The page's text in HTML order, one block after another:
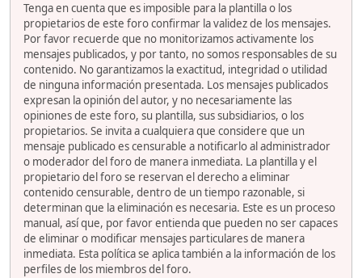
Tenga en cuenta que es imposible para la plantilla o los
propietarios de este foro confirmar la validez de los mensajes.
Por favor recuerde que no monitorizamos activamente los
mensajes publicados, y por tanto, no somos responsables de su
contenido. No garantizamos la exactitud, integridad o utilidad
de ninguna información presentada. Los mensajes publicados
expresan la opinión del autor, y no necesariamente las
opiniones de este foro, su plantilla, sus subsidiarios, o los
propietarios. Se invita a cualquiera que considere que un
mensaje publicado es censurable a notificarlo al administrador
o moderador del foro de manera inmediata. La plantilla y el
propietario del foro se reservan el derecho a eliminar
contenido censurable, dentro de un tiempo razonable, si
determinan que la eliminación es necesaria. Este es un proceso
manual, así que, por favor entienda que pueden no ser capaces
de eliminar o modificar mensajes particulares de manera
inmediata. Esta política se aplica también a la información de los
perfiles de los miembros del foro.